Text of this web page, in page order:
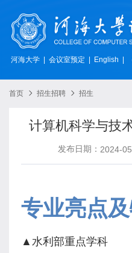
河海大学 会议室预定 English
首页 招生招聘 招生
计算机科学与技
发布日期： 2024-
专业亮点及
▲ 水利部重点学科